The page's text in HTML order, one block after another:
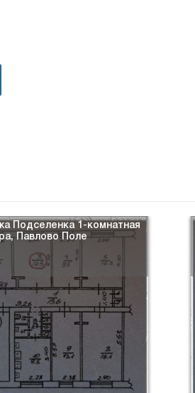
Подселенка 1-комнатная
Павлово Поле